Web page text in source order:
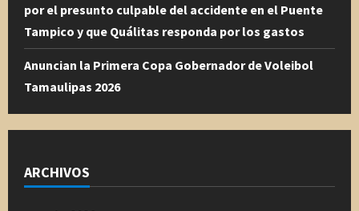
por el presunto culpable del accidente en el Puente
Tampico y que Quálitas responda por los gastos
Anuncian la Primera Copa Gobernador de Voleibol
Tamaulipas 2026
ARCHIVOS